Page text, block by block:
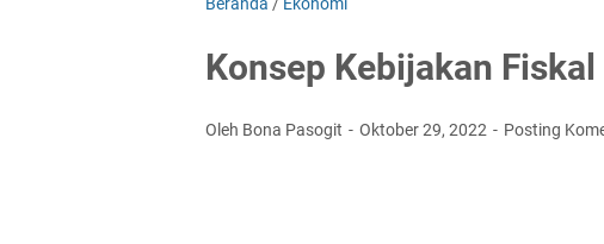
Konsep Kebijakan Fiskal
Oleh Bona Pasogit Oktober 29, 2022 Posting